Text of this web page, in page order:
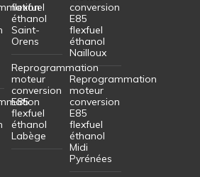
flexfuel
éthanol
Saint-
Orens
Reprogrammation
moteur
conversion
E85
flexfuel
éthanol
Labège
conversion
E85
flexfuel
éthanol
Nailloux
Reprogrammation
moteur
conversion
E85
flexfuel
éthanol
Midi
Pyrénées